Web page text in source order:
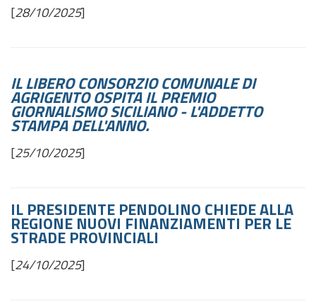
[28/10/2025]
IL LIBERO CONSORZIO COMUNALE DI
AGRIGENTO OSPITA IL PREMIO
GIORNALISMO SICILIANO - L'ADDETTO
STAMPA DELL'ANNO.
[25/10/2025]
IL PRESIDENTE PENDOLINO CHIEDE ALLA
REGIONE NUOVI FINANZIAMENTI PER LE
STRADE PROVINCIALI
[24/10/2025]